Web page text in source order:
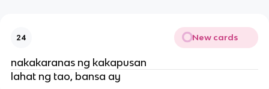
24 New cards
nakakaranas ng kakapusan
lahat ng tao, bansa ay